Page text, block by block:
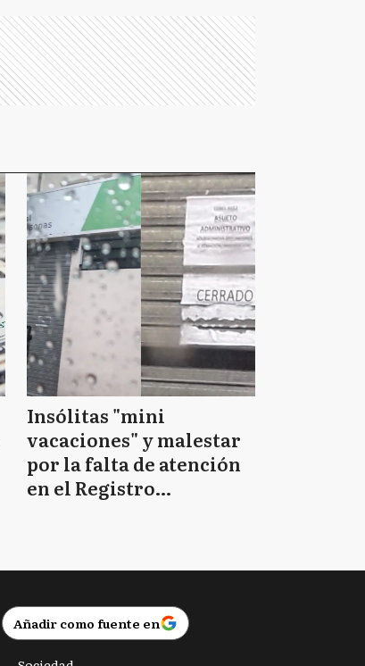
Insólitas "mini
vacaciones" y malestar
por la falta de atención
en el Registro
Añadir como fuente en